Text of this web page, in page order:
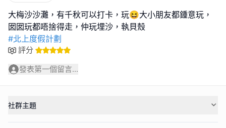
大梅沙沙灘，有千秋可以打卡，玩😆大小朋友都鍾意玩，
#北上度假計劃
評分
發表第一個留言...
社群主題